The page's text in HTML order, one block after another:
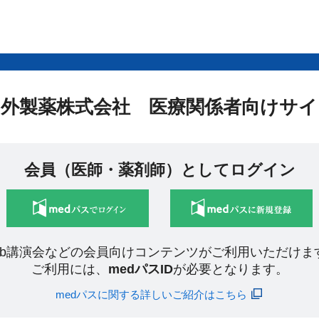
製薬株式会社 医療関係者向けサ
会員（医師・薬剤師）としてログイン
講演会などの会員向けコンテンツがご利用いただけま
ご利用には、 medパスIDが必要となります。
medパスに関する詳しいご紹介はこちら